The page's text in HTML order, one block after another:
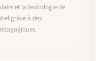
et la lexicologie de
grâce à des